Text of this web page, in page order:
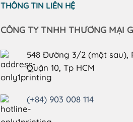
THÔNG TIN LIÊN HỆ
CÔNG TY TNHH THƯƠNG MẠI
548 Đường 3/2 (mặt sau),
Quận 10, Tp HCM
(+84) 903 008 114